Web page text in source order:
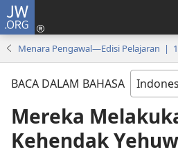
JW.ORG
Menara Pengawal—Edisi Pelajaran | 1
BACA DALAM BAHASA
Mereka
Kehendak